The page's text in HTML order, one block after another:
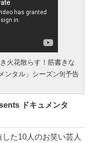
火花散らす！筋書きな
ンタル」シーズン9|予告
ドキュメンタ
た10人のお笑い芸人